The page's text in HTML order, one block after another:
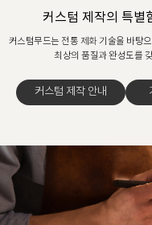
커스텀 제작의 특별
커스텀무드는 전통 제화 기술을 바탕
최상의 품질과 완성도를
커스텀 제작 안내